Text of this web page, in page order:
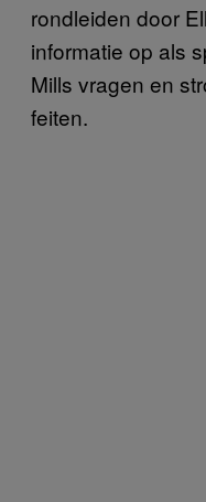
rondleiden door
informatie op als
Mills vragen en
feiten.